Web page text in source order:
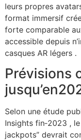
leurs propres
format immersif
forte comparable
accessible depuis
casques AR légers .
Prévisions
Selon une étude
Insights fin‑2023 ,
jackpots” devrait